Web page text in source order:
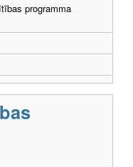
programma